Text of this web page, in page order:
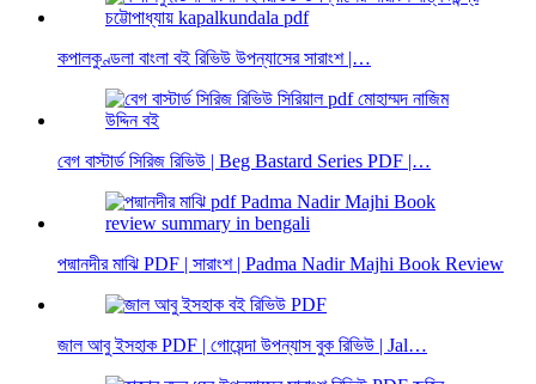
কপালকুণ্ডলা বাংলা বই রিভিউ উপন্যাসের সারাংশ |…
বেগ বাস্টার্ড সিরিজ রিভিউ | Beg Bastard Series PDF |…
পদ্মানদীর মাঝি PDF | সারাংশ | Padma Nadir Majhi Book Review
জাল আবু ইসহাক PDF | গোয়েন্দা উপন্যাস বুক রিভিউ | Jal…